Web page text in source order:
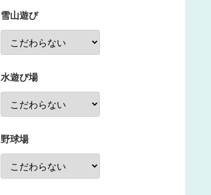
雪山遊び
水遊び場
野球場